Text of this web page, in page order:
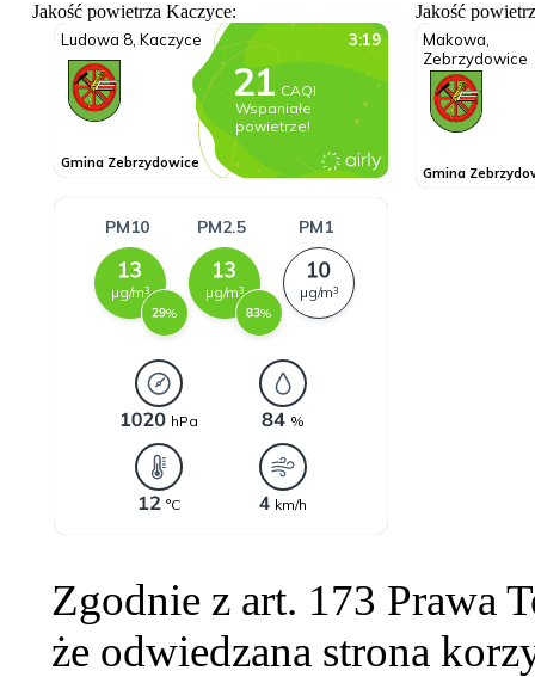
Jakość powietrza Kaczyce: Jakość
Zgodnie z art. 173 Prawa
że odwiedzana strona